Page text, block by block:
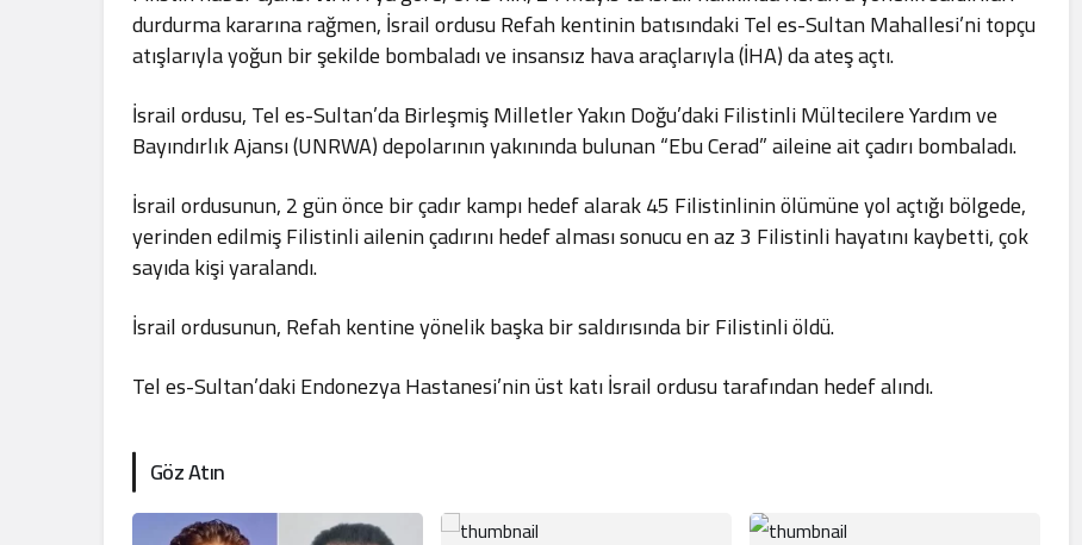
durdurma kararına rağmen, İsrail ordusu Refah kentinin batısındaki Tel es-Sultan Mahallesi’ni topçu
atışlarıyla yoğun bir şekilde bombaladı ve insansız hava araçlarıyla (İHA) da ateş açtı.
İsrail ordusu, Tel es-Sultan’da Birleşmiş Milletler Yakın Doğu’daki Filistinli Mültecilere Yardım ve
Bayındırlık Ajansı (UNRWA) depolarının yakınında bulunan “Ebu Cerad” aileine ait çadırı bombaladı.
İsrail ordusunun, 2 gün önce bir çadır kampı hedef alarak 45 Filistinlinin ölümüne yol açtığı bölgede,
yerinden edilmiş Filistinli ailenin çadırını hedef alması sonucu en az 3 Filistinli hayatını kaybetti, çok
sayıda kişi yaralandı.
İsrail ordusunun, Refah kentine yönelik başka bir saldırısında bir Filistinli öldü.
Tel es-Sultan’daki Endonezya Hastanesi’nin üst katı İsrail ordusu tarafından hedef alındı.
Göz Atın